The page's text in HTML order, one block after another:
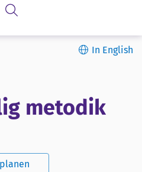
In English
metodik